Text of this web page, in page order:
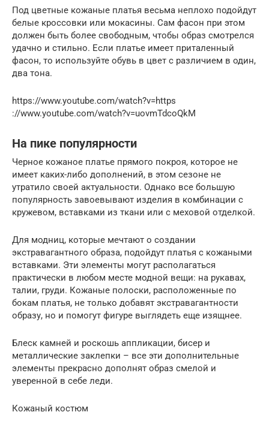
Под цветные кожаные платья весьма неплохо подойдут
белые кроссовки или мокасины. Сам фасон при этом
должен быть более свободным, чтобы образ смотрелся
удачно и стильно. Если платье имеет приталенный
фасон, то используйте обувь в цвет с различием в один,
два тона.
https://www.youtube.com/watch?v=https
://www.youtube.com/watch?v=uovmTdcoQkM
На пике популярности
Черное кожаное платье прямого покроя, которое не
имеет каких-либо дополнений, в этом сезоне не
утратило своей актуальности. Однако все большую
популярность завоевывают изделия в комбинации с
кружевом, вставками из ткани или с меховой отделкой.
Для модниц, которые мечтают о создании
экстравагантного образа, подойдут платья с кожаными
вставками. Эти элементы могут располагаться
практически в любом месте модной вещи: на рукавах,
талии, груди. Кожаные полоски, расположенные по
бокам платья, не только добавят экстравагантности
образу, но и помогут фигуре выглядеть еще изящнее.
Блеск камней и роскошь аппликации, бисер и
металлические заклепки – все эти дополнительные
элементы прекрасно дополнят образ смелой и
уверенной в себе леди.
Кожаный костюм